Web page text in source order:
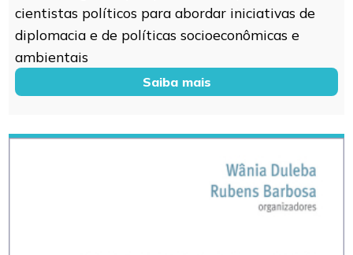
cientistas políticos para abordar iniciativas de
diplomacia e de políticas socioeconômicas e
ambientais
Saiba mais